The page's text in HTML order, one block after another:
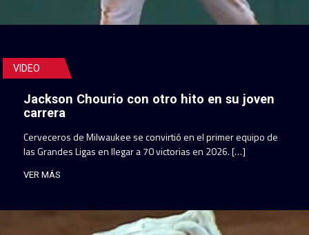
VIDEO
Jackson Chourio con otro hito en su joven
carrera
Cerveceros de Milwaukee se convirtió en el primer equipo de
las Grandes Ligas en llegar a 70 victorias en 2026. […]
VER MÁS